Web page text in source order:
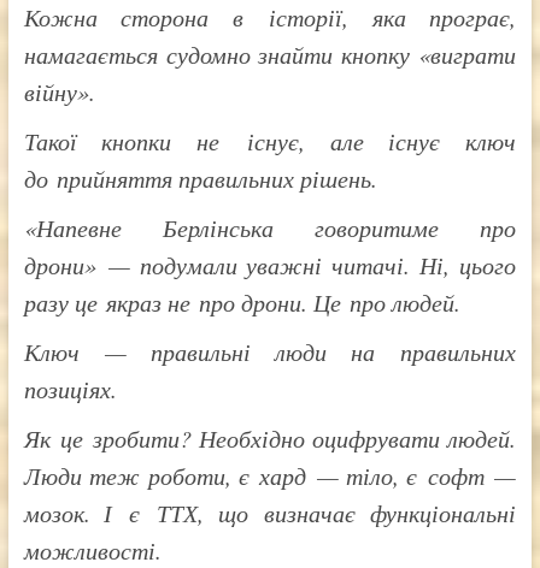
Кожна сторона в історії, яка програє,
намагається судомно знайти кнопку «виграти
війну».
Такої кнопки не існує, але існує ключ
до прийняття правильних рішень.
«Напевне Берлінська говоритиме про
дрони» — подумали уважні читачі. Ні, цього
разу це якраз не про дрони. Це про людей.
Ключ — правильні люди на правильних
позиціях.
Як це зробити? Необхідно оцифрувати людей.
Люди теж роботи, є хард — тіло, є софт —
мозок. І є ТТХ, що визначає функціональні
можливості.